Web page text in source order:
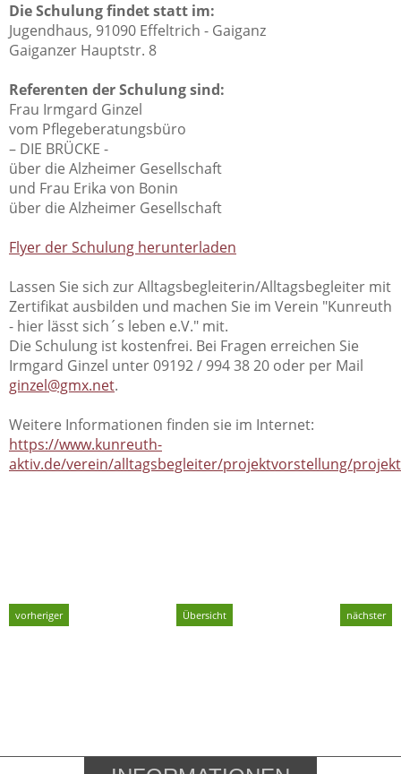
Die Schulung findet statt im:
Jugendhaus, 91090 Effeltrich - Gaiganz
Gaiganzer Hauptstr. 8
Referenten der Schulung sind:
Frau Irmgard Ginzel
vom Pflegeberatungsbüro
– DIE BRÜCKE -
über die Alzheimer Gesellschaft
und Frau Erika von Bonin
über die Alzheimer Gesellschaft
Flyer der Schulung herunterladen
Lassen Sie sich zur Alltagsbegleiterin/Alltagsbegleiter mit
Zertifikat ausbilden und machen Sie im Verein "Kunreuth
- hier lässt sich´s leben e.V." mit.
Die Schulung ist kostenfrei. Bei Fragen erreichen Sie
Irmgard Ginzel unter 09192 / 994 38 20 oder per Mail
ginzel@gmx.net.
Weitere Informationen finden sie im Internet:
https://www.kunreuth-
aktiv.de/verein/alltagsbegleiter/projektvorstellung/
vorheriger nächster
Übersicht